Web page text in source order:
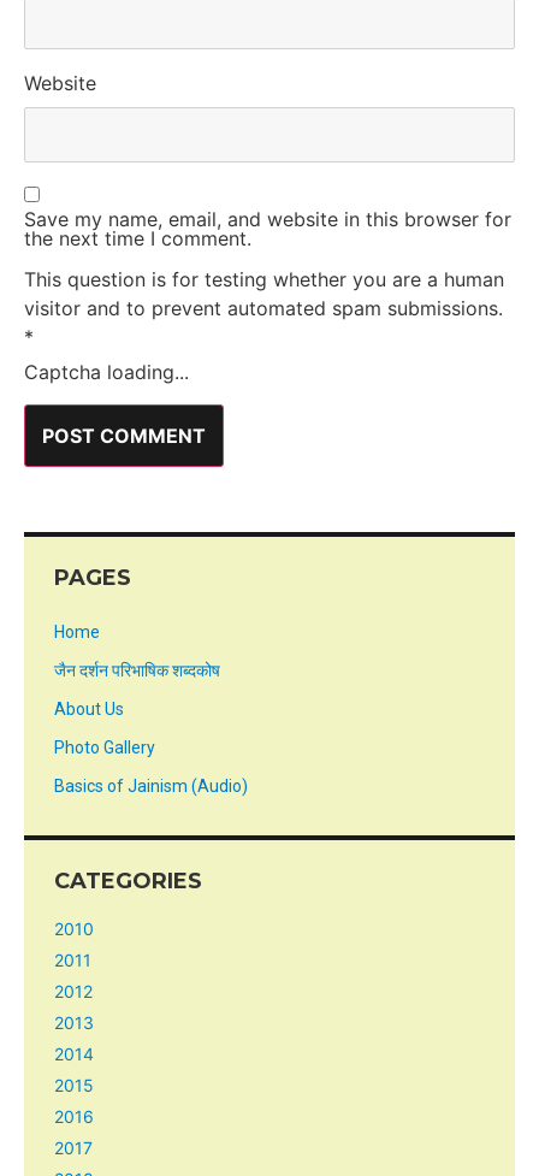
Website
Save my name, email, and website in this browser for
the next time I comment.
This question is for testing whether you are a human
visitor and to prevent automated spam submissions.
*
Captcha loading...
PAGES
Home
जैन दर्शन परिभाषिक शब्दकोष
About Us
Photo Gallery
Basics of Jainism (Audio)
CATEGORIES
2010
2011
2012
2013
2014
2015
2016
2017